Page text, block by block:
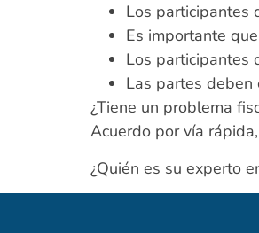
Los participantes
Es importante
Los participantes
Las partes deben
¿Tiene un problema
Acuerdo por vía
¿Quién es su experto